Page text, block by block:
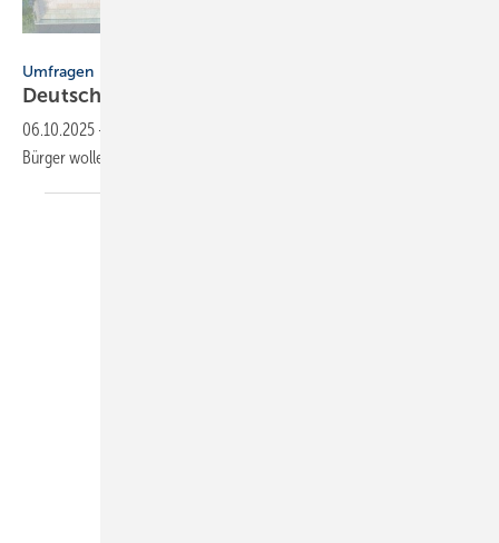
Umfragen
Deutschland will die
06.10.2025 -
Bürger wollen mehr Grün, Blau und Wasserrückhalt in den